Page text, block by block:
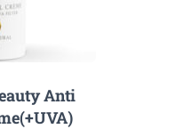
Anti